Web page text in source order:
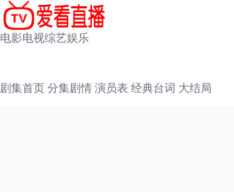
电影电视综艺娱乐
剧集首页 分集剧情 演员表 经典台词 大结局